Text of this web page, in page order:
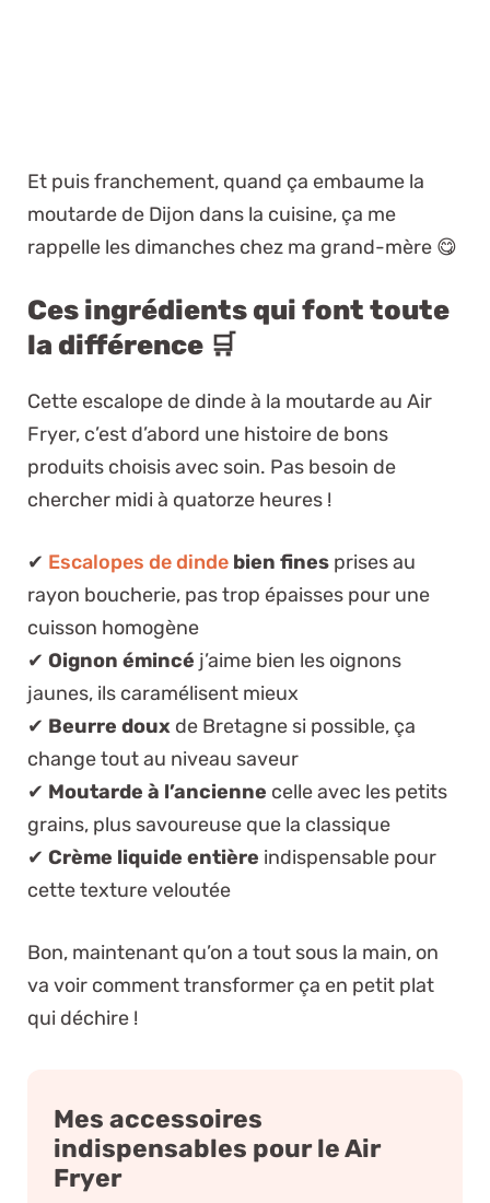
Et puis franchement, quand ça embaume la
moutarde de Dijon dans la cuisine, ça me
rappelle les dimanches chez ma grand-mère 😋
Ces ingrédients qui font toute
la différence 🛒
Cette escalope de dinde à la moutarde au Air
Fryer, c’est d’abord une histoire de bons
produits choisis avec soin. Pas besoin de
chercher midi à quatorze heures !
✔ Escalopes de dinde bien fines prises au
rayon boucherie, pas trop épaisses pour une
cuisson homogène
✔ Oignon émincé j’aime bien les oignons
jaunes, ils caramélisent mieux
✔ Beurre doux de Bretagne si possible, ça
change tout au niveau saveur
✔ Moutarde à l’ancienne celle avec les petits
grains, plus savoureuse que la classique
✔ Crème liquide entière indispensable pour
cette texture veloutée
Bon, maintenant qu’on a tout sous la main, on
va voir comment transformer ça en petit plat
qui déchire !
Mes accessoires
indispensables pour le Air
Fryer